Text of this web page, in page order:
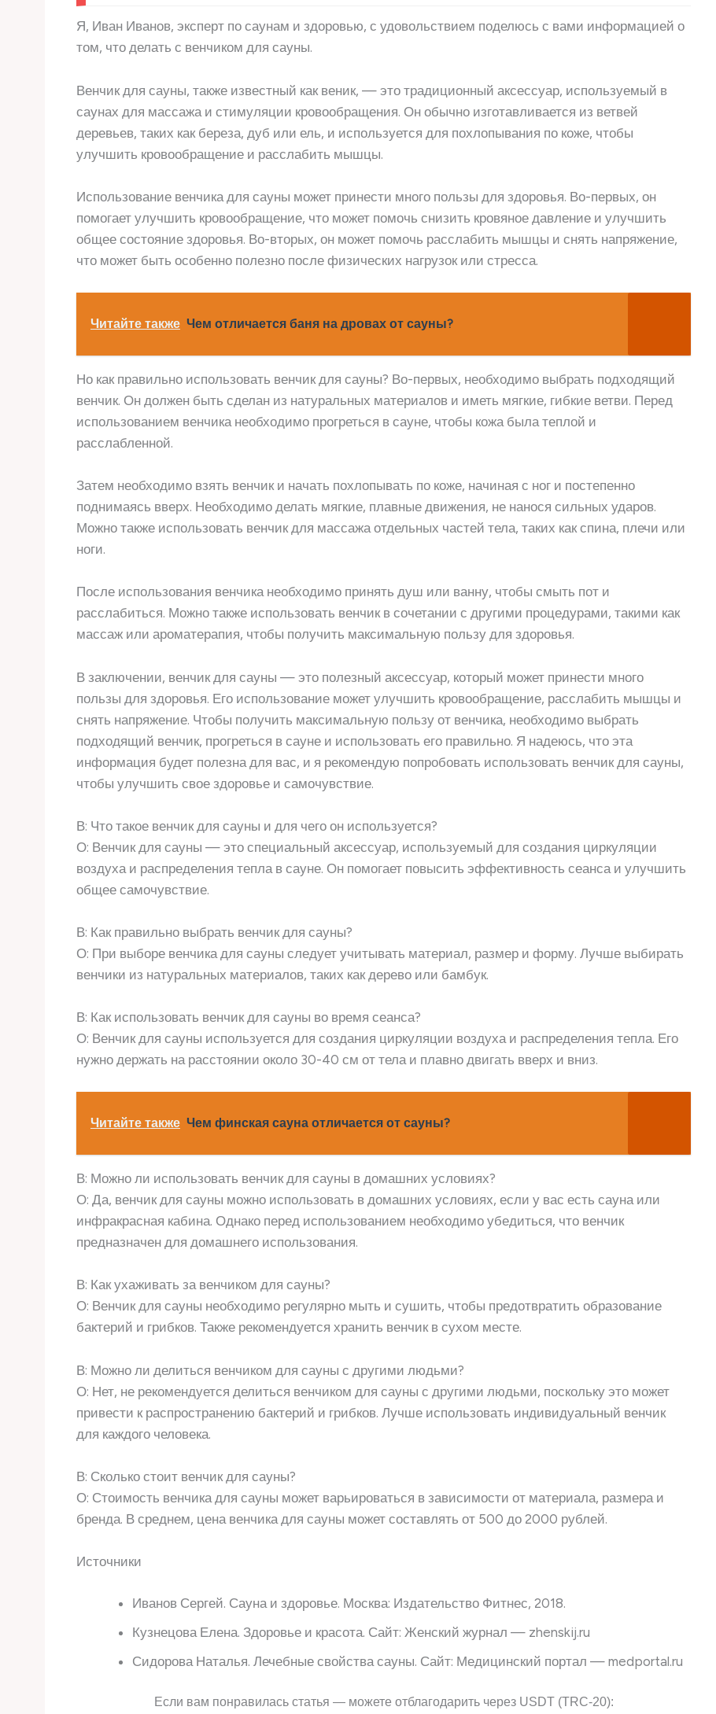
Я, Иван Иванов, эксперт по саунам и здоровью, с удовольствием поделюсь с вами информацией о
том, что делать с венчиком для сауны.
Венчик для сауны, также известный как веник, — это традиционный аксессуар, используемый в
саунах для массажа и стимуляции кровообращения. Он обычно изготавливается из ветвей
деревьев, таких как береза, дуб или ель, и используется для похлопывания по коже, чтобы
улучшить кровообращение и расслабить мышцы.
Использование венчика для сауны может принести много пользы для здоровья. Во-первых, он
помогает улучшить кровообращение, что может помочь снизить кровяное давление и улучшить
общее состояние здоровья. Во-вторых, он может помочь расслабить мышцы и снять напряжение,
что может быть особенно полезно после физических нагрузок или стресса.
Читайте также Чем отличается баня на дровах от сауны?
Но как правильно использовать венчик для сауны? Во-первых, необходимо выбрать подходящий
венчик. Он должен быть сделан из натуральных материалов и иметь мягкие, гибкие ветви. Перед
использованием венчика необходимо прогреться в сауне, чтобы кожа была теплой и
расслабленной.
Затем необходимо взять венчик и начать похлопывать по коже, начиная с ног и постепенно
поднимаясь вверх. Необходимо делать мягкие, плавные движения, не нанося сильных ударов.
Можно также использовать венчик для массажа отдельных частей тела, таких как спина, плечи или
ноги.
После использования венчика необходимо принять душ или ванну, чтобы смыть пот и
расслабиться. Можно также использовать венчик в сочетании с другими процедурами, такими как
массаж или ароматерапия, чтобы получить максимальную пользу для здоровья.
В заключении, венчик для сауны — это полезный аксессуар, который может принести много
пользы для здоровья. Его использование может улучшить кровообращение, расслабить мышцы и
снять напряжение. Чтобы получить максимальную пользу от венчика, необходимо выбрать
подходящий венчик, прогреться в сауне и использовать его правильно. Я надеюсь, что эта
информация будет полезна для вас, и я рекомендую попробовать использовать венчик для сауны,
чтобы улучшить свое здоровье и самочувствие.
В: Что такое венчик для сауны и для чего он используется?
О: Венчик для сауны — это специальный аксессуар, используемый для создания циркуляции
воздуха и распределения тепла в сауне. Он помогает повысить эффективность сеанса и улучшить
общее самочувствие.
В: Как правильно выбрать венчик для сауны?
О: При выборе венчика для сауны следует учитывать материал, размер и форму. Лучше выбирать
венчики из натуральных материалов, таких как дерево или бамбук.
В: Как использовать венчик для сауны во время сеанса?
О: Венчик для сауны используется для создания циркуляции воздуха и распределения тепла. Его
нужно держать на расстоянии около 30-40 см от тела и плавно двигать вверх и вниз.
Читайте также Чем финская сауна отличается от сауны?
В: Можно ли использовать венчик для сауны в домашних условиях?
О: Да, венчик для сауны можно использовать в домашних условиях, если у вас есть сауна или
инфракрасная кабина. Однако перед использованием необходимо убедиться, что венчик
предназначен для домашнего использования.
В: Как ухаживать за венчиком для сауны?
О: Венчик для сауны необходимо регулярно мыть и сушить, чтобы предотвратить образование
бактерий и грибков. Также рекомендуется хранить венчик в сухом месте.
В: Можно ли делиться венчиком для сауны с другими людьми?
О: Нет, не рекомендуется делиться венчиком для сауны с другими людьми, поскольку это может
привести к распространению бактерий и грибков. Лучше использовать индивидуальный венчик
для каждого человека.
В: Сколько стоит венчик для сауны?
О: Стоимость венчика для сауны может варьироваться в зависимости от материала, размера и
бренда. В среднем, цена венчика для сауны может составлять от 500 до 2000 рублей.
Источники
Иванов Сергей. Сауна и здоровье. Москва: Издательство Фитнес, 2018.
Кузнецова Елена. Здоровье и красота. Сайт: Женский журнал — zhenskij.ru
Сидорова Наталья. Лечебные свойства сауны. Сайт: Медицинский портал — medportal.ru
Если вам понравилась статья — можете отблагодарить через USDT (TRC-20):